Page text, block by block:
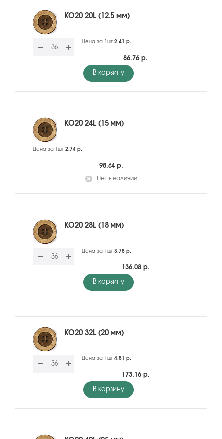
KO20 20L (12.5 мм)
Цена за 1шт 2.41 р.
86.76 р.
В корзину
KO20 24L (15 мм)
Цена за 1шт 2.74 р.
98.64 р.
Нет в наличии
KO20 28L (18 мм)
Цена за 1шт 3.78 р.
136.08 р.
В корзину
KO20 32L (20 мм)
Цена за 1шт 4.81 р.
173.16 р.
В корзину